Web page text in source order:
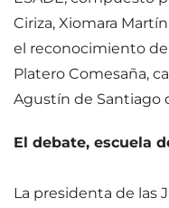
Ciriza, Xiomara
el reconocimiento
Platero Comesaña,
Agustín de Santiago
El debate, escuela
La presidenta de las